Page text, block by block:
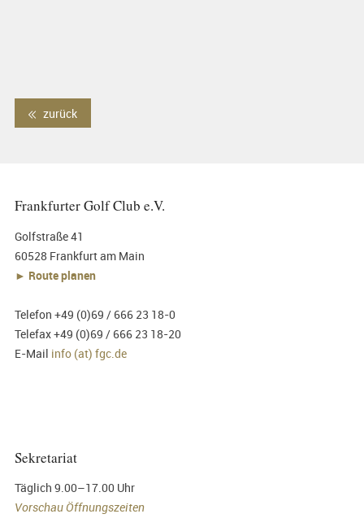
zurück
Frankfurter Golf Club e.V.
Golfstraße 41
60528 Frankfurt am Main
► Route planen
Telefon +49 (0)69 / 666 23 18-0
Telefax +49 (0)69 / 666 23 18-20
E-Mail info (at) fgc.de
Sekretariat
Täglich 9.00–17.00 Uhr
Vorschau Öffnungszeiten